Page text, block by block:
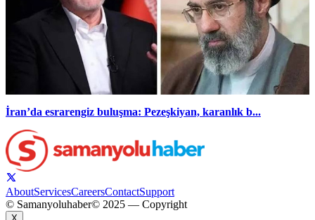
İran’da esrarengiz buluşma: Pezeşkiyan, karanlık b...
AboutServicesCareersContactSupport
© Samanyoluhaber© 2025 — Copyright